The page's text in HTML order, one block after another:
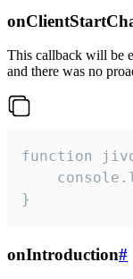
This callback will be
and there was no
function
}
onIntroduction#